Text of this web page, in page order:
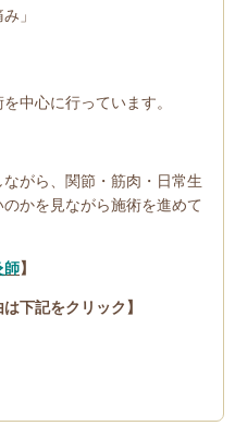
」
中心に行っています。
がら、関節・筋肉・日常生
かを見ながら施術を進めて
師】
下記をクリック】